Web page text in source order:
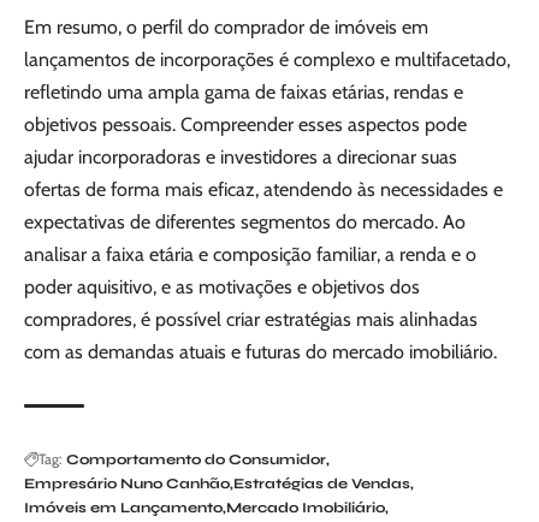
Em resumo, o perfil do comprador de imóveis em
lançamentos de incorporações é complexo e multifacetado,
refletindo uma ampla gama de faixas etárias, rendas e
objetivos pessoais. Compreender esses aspectos pode
ajudar incorporadoras e investidores a direcionar suas
ofertas de forma mais eficaz, atendendo às necessidades e
expectativas de diferentes segmentos do mercado. Ao
analisar a faixa etária e composição familiar, a renda e o
poder aquisitivo, e as motivações e objetivos dos
compradores, é possível criar estratégias mais alinhadas
com as demandas atuais e futuras do mercado imobiliário.
Tag: Comportamento do Consumidor
Empresário Nuno Canhão Estratégias de Vendas
Imóveis em Lançamento Mercado Imobiliário